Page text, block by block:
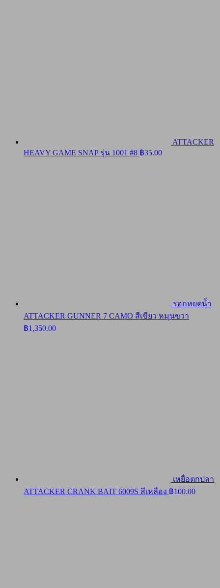
ATTACKER
HEAVY GAME SNAP รุ่น 1001 #8 ฿35.00
รอกหยดน้ำ
ATTACKER GUNNER 7 CAMO สีเขียว หมุนขวา
฿1,350.00
เหยื่อตกปลา
ATTACKER CRANK BAIT 6009S สีเหลือง ฿100.00